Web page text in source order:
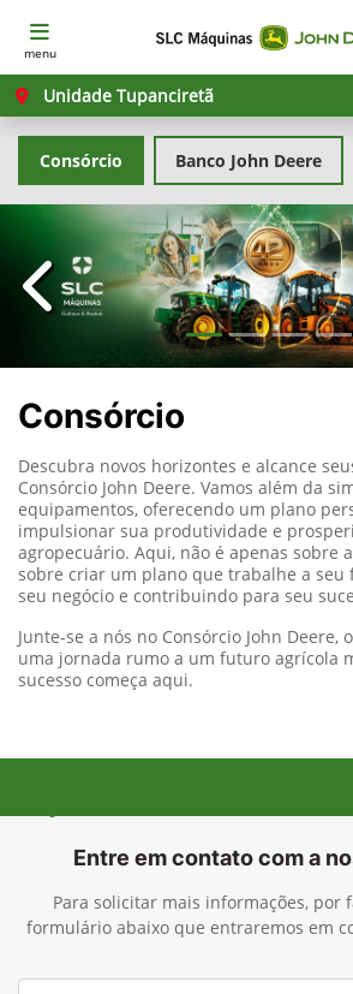
menu
Unidade Tupanciretã
Banco John Deere
Consórcio
templates.template-
Consórcio
Descubra novos horizontes e alcance
Consórcio John Deere. Vamos além da
equipamentos, oferecendo um plano
impulsionar sua produtividade e
agropecuário. Aqui, não é apenas sobre
sobre criar um plano que trabalhe a seu
seu negócio e contribuindo para seu
Junte-se a nós no Consórcio John Deere,
uma jornada rumo a um futuro agrícola
sucesso começa aqui.
Entre em contato com a
Para solicitar mais informações, por
formulário abaixo que entraremos em